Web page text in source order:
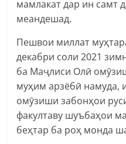
мамлакат дар ин самт
меандешад.
Пешвои миллат
декабри соли 2021
ба Маҷлиси Олӣ
муҳим арзёбӣ намуда,
омӯзиши забонҳои
факултаву шуъбаҳои
беҳтар ба роҳ монда